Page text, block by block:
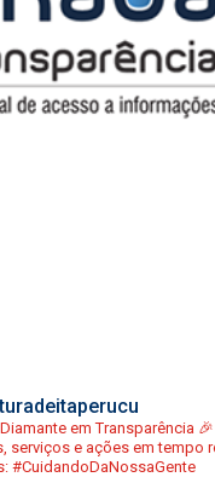
em Transparência
serviços e ações em tempo
#CuidandoDaNossaGente